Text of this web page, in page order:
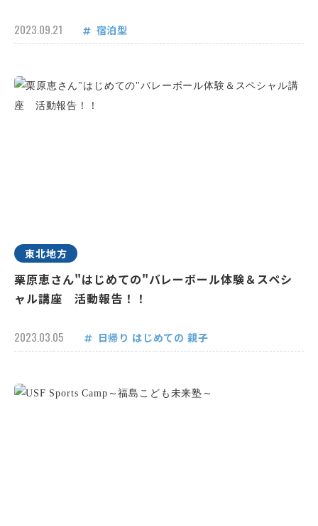
2023.09.21 宿泊型
東北地方
栗原恵さん"はじめての"バレーボール体験＆スペシ
ャル講座 活動報告！！
2023.03.05 日帰り はじめての 親子